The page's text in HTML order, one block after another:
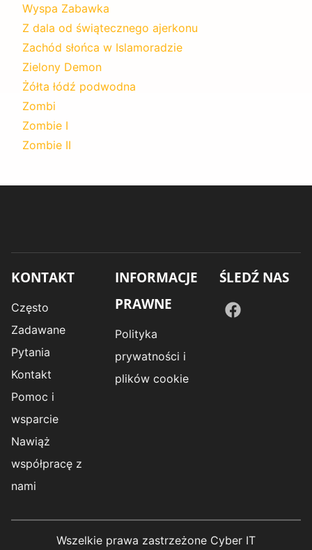
Wyspa Zabawka
Z dala od świątecznego ajerkonu
Zachód słońca w Islamoradzie
Zielony Demon
Żółta łódź podwodna
Zombi
Zombie I
Zombie II
KONTAKT
Często
Zadawane
Pytania
Kontakt
Pomoc i
wsparcie
Nawiąż
współpracę z
nami
INFORMACJE
PRAWNE
Polityka
prywatności i
plików cookie
ŚLEDŹ NAS
Wszelkie prawa zastrzeżone Cyber IT